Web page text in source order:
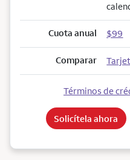
Cuota anual $99
Comparar
Términos de
Solicítela ahora